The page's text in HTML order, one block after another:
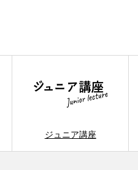
ジュニア講座